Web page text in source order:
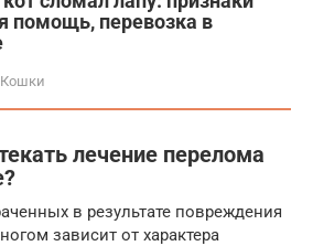
помощь, перевозка в
Кошки
лечение перелома
в результате повреждения
зависит от характера